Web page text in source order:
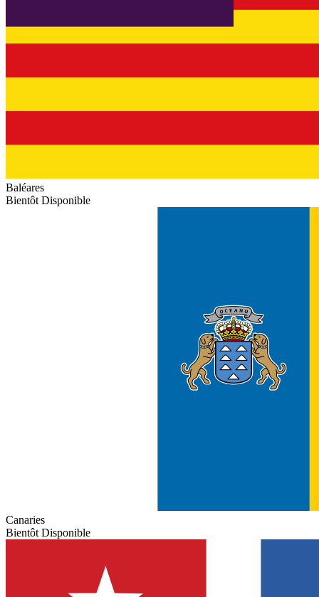
Baléares
Bientôt Disponible
Canaries
Bientôt Disponible